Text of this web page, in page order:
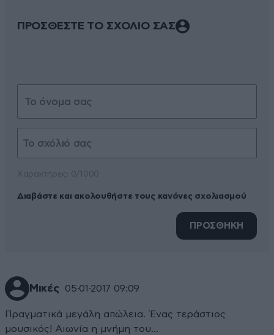
ΠΡΟΣΘΕΣΤΕ ΤΟ ΣΧΟΛΙΟ ΣΑΣ
Διαβάστε και ακολουθήστε τους κανόνες σχολιασμού
ΠΡΟΣΘΗΚΗ
Μικές 05·01·2017 09:09
Πραγματικά μεγάλη απώλεια. Ένας τεράστιος
μουσικός! Αιωνία η μνήμη του...